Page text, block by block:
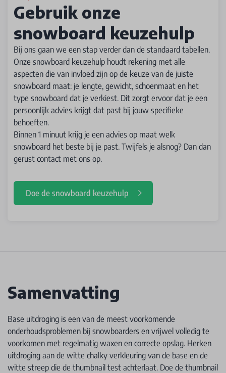
Gebruik onze
snowboard keuzehulp
Bij ons gaan we een stap verder dan de standaard tabellen.
Onze snowboard keuzehulp houdt rekening met alle
aspecten die van invloed zijn op de keuze van de juiste
snowboard maat: je lengte, gewicht, schoenmaat en het
type snowboard dat je verkiest. Dit zorgt ervoor dat je een
persoonlijk advies krijgt dat past bij jouw specifieke
behoeften.
Binnen 1 minuut krijg je een advies op maat welk
snowboard het beste bij je past. Twijfels je alsnog? Dan dan
gerust contact met ons op.
Doe de snowboard keuzehulp
Samenvatting
Base uitdroging is een van de meest voorkomende
onderhoudsproblemen bij snowboarders en vrijwel volledig te
voorkomen met regelmatig waxen en correcte opslag. Herken
uitdroging aan de witte chalky verkleuring van de base en de
witte streep die de thumbnail test achterlaat. Doe de thumbnail